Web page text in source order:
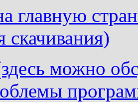
главную
скачивания)
можно